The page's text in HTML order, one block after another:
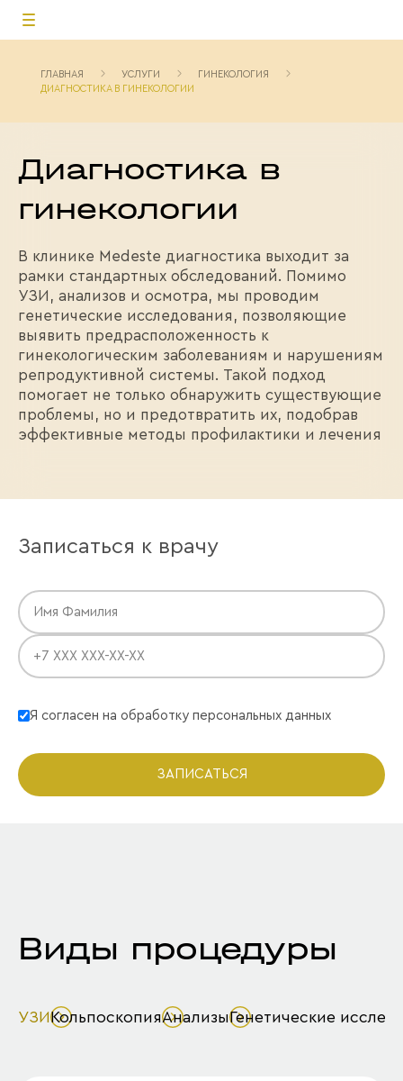
ГЛАВНАЯ УСЛУГИ
ГИНЕКОЛОГИЯ
ДИАГНОСТИКА В ГИНЕКОЛОГИИ
Диагностика в
гинекологии
В клинике Medeste диагностика выходит за
рамки стандартных обследований. Помимо
УЗИ, анализов и осмотра, мы проводим
генетические исследования, позволяющие
выявить предрасположенность к
гинекологическим заболеваниям и нарушениям
репродуктивной системы. Такой подход
помогает не только обнаружить существующие
проблемы, но и предотвратить их, подобрав
эффективные методы профилактики и лечения
Записаться к врачу
Я согласен на обработку персональных данных
ЗАПИСАТЬСЯ
Виды процедуры
УЗИКольпоскопияАнализыГенетические